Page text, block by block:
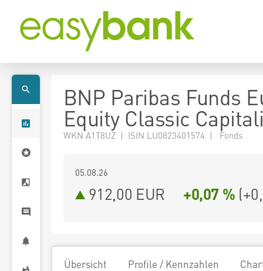
BNP Paribas Funds
Equity Classic
WKN A1T8UZ | ISIN LU0823401574 | Fonds
05.08.26
912,00 EUR +0,07 % (
Übersicht Profile / Kennzahlen